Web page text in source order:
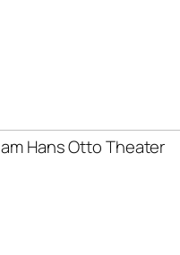
am Hans Otto Theater